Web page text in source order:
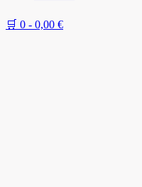
🛒 0 - 0,00 €